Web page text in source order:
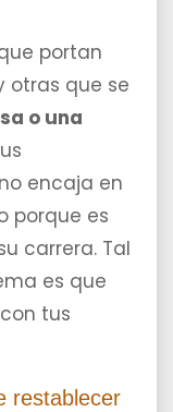
portan
otras que se
o una
encaja en
porque es
carrera. Tal
es que
tus
restablecer